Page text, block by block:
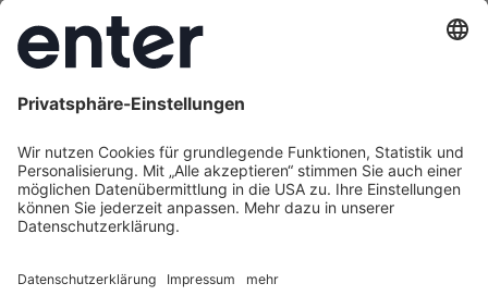
6. August 2026
Direktvermarktung Photovoltaik: Jetzt
Erfahren Sie, was der Kabinettsbeschluss zur EEG-
Reform 2027 für Ihre PV-Anlage bedeutet.
Jetzt Weiterlesen